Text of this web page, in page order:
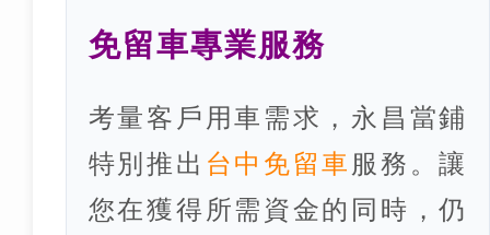
免留車專業服務
考量客戶用車需求，永昌當鋪
特別推出 台中免留車 服務。讓
您在獲得所需資金的同時，仍